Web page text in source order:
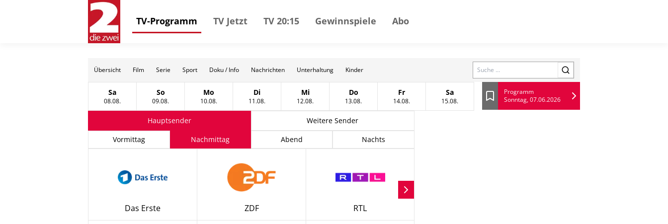
TV-Programm TV Jetzt TV 20:15 Gewinnspiele Abo
Übersicht Film Serie Sport Doku / Info Nachrichten Unterhaltung Kinder Search
Samstag, 08 August
Sa
08.08. Sonntag, 09 August
So
09.08. Montag, 10 August
Mo
10.08. Dienstag, 11 August
Di
11.08. Mittwoch, 12 August
Mi
12.08. Donnerstag, 13 August
Do
13.08. Freitag, 14 August
Fr
14.08. Samstag, 15 August
Sa
15.08. Lesezeichen
Programm
Sonntag, 07.06.2026
Hauptsender
Weitere Sender
Vormittag
Nachmittag Abend Nachts
Das Erste ZDF RTL